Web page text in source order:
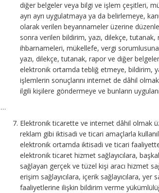
diğer belgeler veya bilgi ve işlem çeşitleri,
ayrı ayrı uygulatmaya ya da belirlemeye,
olarak verilen beyannameler üzerine
sonra verilen bildirim, yazı, dilekçe,
ihbarnameleri, mükellefe, vergi
yazı, dilekçe, tutanak, rapor ve diğer
elektronik ortamda tebliğ etmeye, bildirim,
işlemlerin sonuçlarını internet de dâhil
ilgili kişilere göndermeye ve bunların
…
Elektronik ticarette ve internet dâhil olmak
reklam gibi iktisadi ve ticari amaçlarla
elektronik ortamda iktisadi ve ticari
elektronik ticaret hizmet sağlayıcılara,
sağlayan gerçek ve tüzel kişi aracı hizmet
erişim sağlayıcılara, içerik sağlayıcılara, yer
faaliyetlerine ilişkin bildirim verme